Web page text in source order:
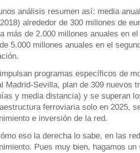
análisis resumen así: media
alrededor de 300 millones de
más de 2.000 millones anuales en
5.000 millones anuales en el
programas específicos de
Madrid‑Sevilla, plan de 309 nuevos
y media distancia) y se superan
ferroviaria solo en 2025,
e inversión de la red.
eso la derecha lo sabe, en las
Pues muy bien, hagamos un